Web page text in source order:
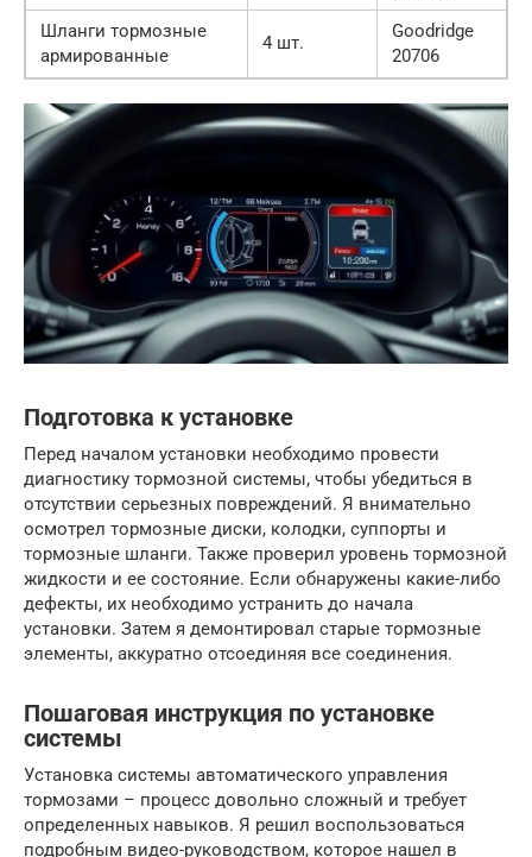
Шланги тормозные
армированные
4 шт.
Goodridge
20706
Подготовка к установке
Перед началом установки необходимо провести
диагностику тормозной системы, чтобы убедиться в
отсутствии серьезных повреждений. Я внимательно
осмотрел тормозные диски, колодки, суппорты и
тормозные шланги. Также проверил уровень тормозной
жидкости и ее состояние. Если обнаружены какие-либо
дефекты, их необходимо устранить до начала
установки. Затем я демонтировал старые тормозные
элементы, аккуратно отсоединяя все соединения.
Пошаговая инструкция по установке
системы
Установка системы автоматического управления
тормозами – процесс довольно сложный и требует
определенных навыков. Я решил воспользоваться
подробным видео-руководством, которое нашел в